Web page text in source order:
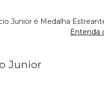
Junior é Medalha
Entenda
Junior